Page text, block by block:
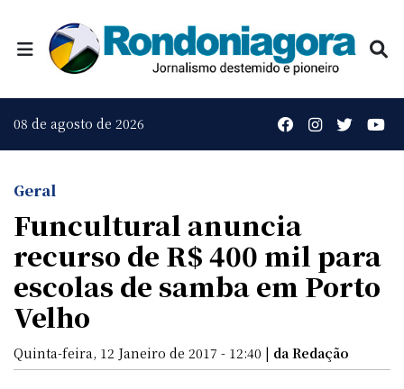
08 de agosto de 2026
Geral
Funcultural anuncia
recurso de R$ 400 mil para
escolas de samba em Porto
Velho
Quinta-feira, 12 Janeiro de 2017 - 12:40 | da Redação